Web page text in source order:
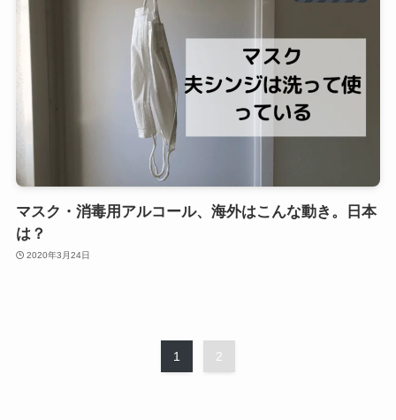
マスク・消毒用アルコール、海外はこんな動き。日本
は？
2020年3月24日
1 2